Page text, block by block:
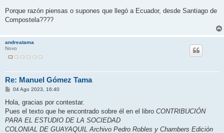
Porque razón piensas o supones que llegó a Ecuador, desde Santiago de
Compostela????
andreatama
Novo
Re: Manuel Gómez Tama
M
n
a
j
04 Ago 2023, 16:40
Hola, gracias por contestar.
Pues el texto que he encontrado sobre él en el libro CONTRIBUCIÓN
PARA EL ESTUDIO DE LA SOCIEDAD
COLONIAL DE GUAYAQUIL Archivo Pedro Robles y Chambers Edición